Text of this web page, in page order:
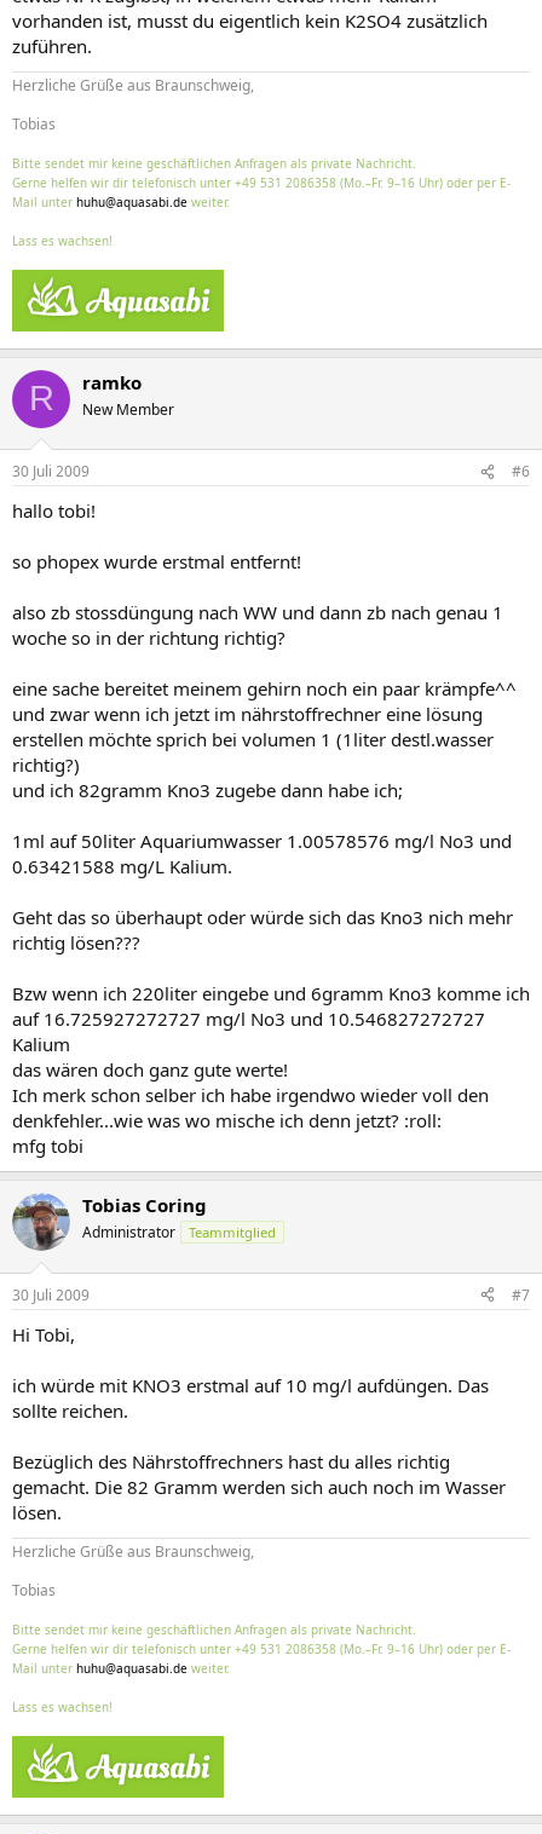
vorhanden ist, musst du eigentlich kein K2SO4 zusätzlich
zuführen.
Herzliche Grüße aus Braunschweig,
Tobias
Bitte sendet mir keine geschäftlichen Anfragen als private Nachricht.
Gerne helfen wir dir telefonisch unter +49 531 2086358 (Mo.–Fr. 9–16 Uhr) oder per E-
Mail unter huhu@aquasabi.de weiter.
Lass es wachsen!
R ramko
New Member
30 Juli 2009 #6
hallo tobi!
so phopex wurde erstmal entfernt!
also zb stossdüngung nach WW und dann zb nach genau 1
woche so in der richtung richtig?
eine sache bereitet meinem gehirn noch ein paar krämpfe^^
und zwar wenn ich jetzt im nährstoffrechner eine lösung
erstellen möchte sprich bei volumen 1 (1liter destl.wasser
richtig?)
und ich 82gramm Kno3 zugebe dann habe ich;
1ml auf 50liter Aquariumwasser 1.00578576 mg/l No3 und
0.63421588 mg/L Kalium.
Geht das so überhaupt oder würde sich das Kno3 nich mehr
richtig lösen???
Bzw wenn ich 220liter eingebe und 6gramm Kno3 komme ich
auf 16.725927272727 mg/l No3 und 10.546827272727
Kalium
das wären doch ganz gute werte!
Ich merk schon selber ich habe irgendwo wieder voll den
denkfehler...wie was wo mische ich denn jetzt? :roll:
mfg tobi
Tobias Coring
Administrator Teammitglied
30 Juli 2009 #7
Hi Tobi,
ich würde mit KNO3 erstmal auf 10 mg/l aufdüngen. Das
sollte reichen.
Bezüglich des Nährstoffrechners hast du alles richtig
gemacht. Die 82 Gramm werden sich auch noch im Wasser
lösen.
Herzliche Grüße aus Braunschweig,
Tobias
Bitte sendet mir keine geschäftlichen Anfragen als private Nachricht.
Gerne helfen wir dir telefonisch unter +49 531 2086358 (Mo.–Fr. 9–16 Uhr) oder per E-
Mail unter huhu@aquasabi.de weiter.
Lass es wachsen!